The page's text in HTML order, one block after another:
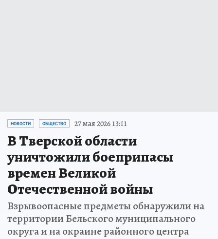
НОВОСТИ ОБЩЕСТВО 27 мая 2026 13:11
В Тверской области
уничтожили боеприпасы
времен Великой
Отечественной войны
Взрывоопасные предметы обнаружили на
территории Бельского муниципального
округа и на окраине районного центра